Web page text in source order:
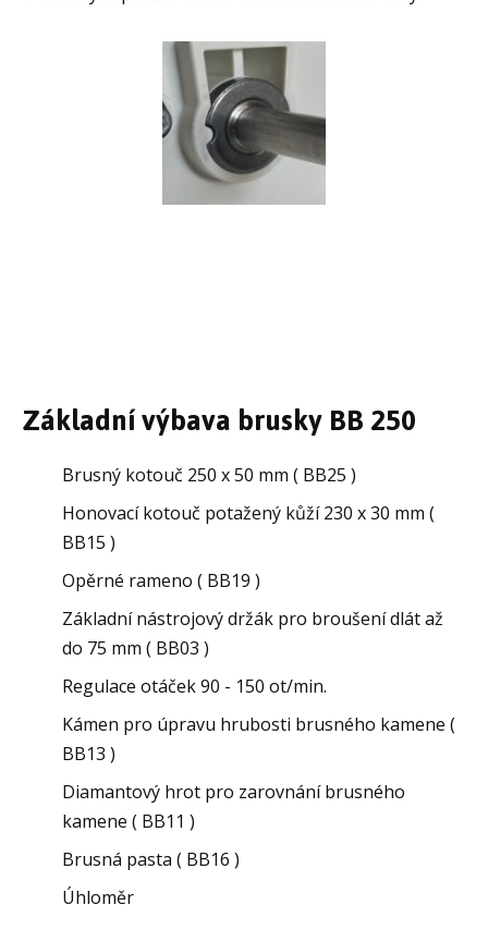
Základní výbava brusky BB 250
Brusný kotouč 250 x 50 mm ( BB25 )
Honovací kotouč potažený kůží 230 x 30 mm (
BB15 )
Opěrné rameno ( BB19 )
Základní nástrojový držák pro broušení dlát až
do 75 mm ( BB03 )
Regulace otáček 90 - 150 ot/min.
Kámen pro úpravu hrubosti brusného kamene (
BB13 )
Diamantový hrot pro zarovnání brusného
kamene ( BB11 )
Brusná pasta ( BB16 )
Úhloměr